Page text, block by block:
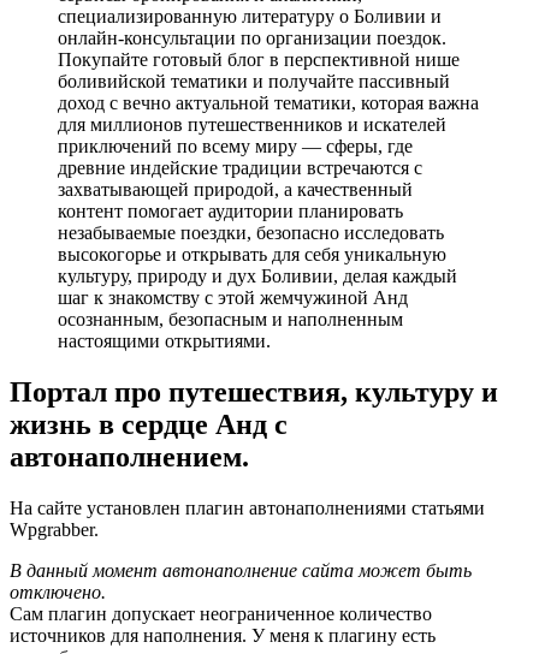
специализированную литературу о Боливии и
онлайн-консультации по организации поездок.
Покупайте готовый блог в перспективной нише
боливийской тематики и получайте пассивный
доход с вечно актуальной тематики, которая важна
для миллионов путешественников и искателей
приключений по всему миру — сферы, где
древние индейские традиции встречаются с
захватывающей природой, а качественный
контент помогает аудитории планировать
незабываемые поездки, безопасно исследовать
высокогорье и открывать для себя уникальную
культуру, природу и дух Боливии, делая каждый
шаг к знакомству с этой жемчужиной Анд
осознанным, безопасным и наполненным
настоящими открытиями.
Портал про путешествия, культуру и
жизнь в сердце Анд с
автонаполнением.
На сайте установлен плагин автонаполнениями статьями
Wpgrabber.
В данный момент автонаполнение сайта может быть
отключено.
Сам плагин допускает неограниченное количество
источников для наполнения. У меня к плагину есть